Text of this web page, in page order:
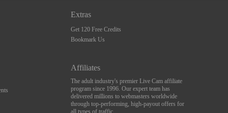
Extras
Get 120 Free Credits
Bookmark Us
Affiliates
The adult industry's premier Live Cam affiliate
program since 1996. Our expert team has
delivered millions to webmasters worldwide
through top-performing, high-payout offers for
all types of traffic.